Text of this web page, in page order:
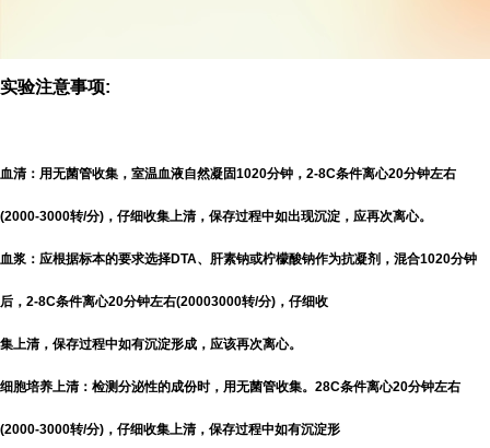
实验注意事项:
血清：用无菌管收集，室温血液自然凝固1020分钟，2-8C条件离心20分钟左右
(2000-3000转/分)，仔细收集上清，保存过程中如出现沉淀，应再次离心。
血浆：应根据标本的要求选择DTA、肝素钠或柠檬酸钠作为抗凝剂，混合1020分钟
后，2-8C条件离心20分钟左右(20003000转/分)，仔细收
集上清，保存过程中如有沉淀形成，应该再次离心。
细胞培养上清：检测分泌性的成份时，用无菌管收集。28C条件离心20分钟左右
(2000-3000转/分)，仔细收集上清，保存过程中如有沉淀形